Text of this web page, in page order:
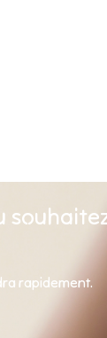
rapidement.